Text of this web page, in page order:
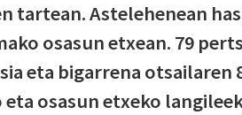
tartean. Astelehenean
osasun etxean. 79
eta bigarrena otsailaren
osasun etxeko